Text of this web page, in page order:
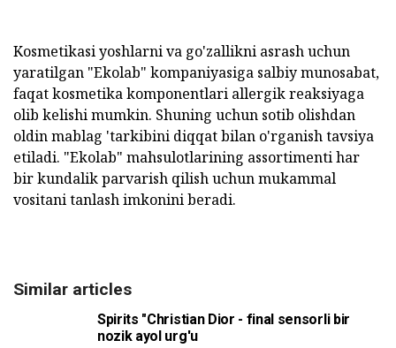
Kosmetikasi yoshlarni va go'zallikni asrash uchun
yaratilgan "Ekolab" kompaniyasiga salbiy munosabat,
faqat kosmetika komponentlari allergik reaksiyaga
olib kelishi mumkin. Shuning uchun sotib olishdan
oldin mablag 'tarkibini diqqat bilan o'rganish tavsiya
etiladi. "Ekolab" mahsulotlarining assortimenti har
bir kundalik parvarish qilish uchun mukammal
vositani tanlash imkonini beradi.
Similar articles
Spirits "Christian Dior - final sensorli bir
nozik ayol urg'u